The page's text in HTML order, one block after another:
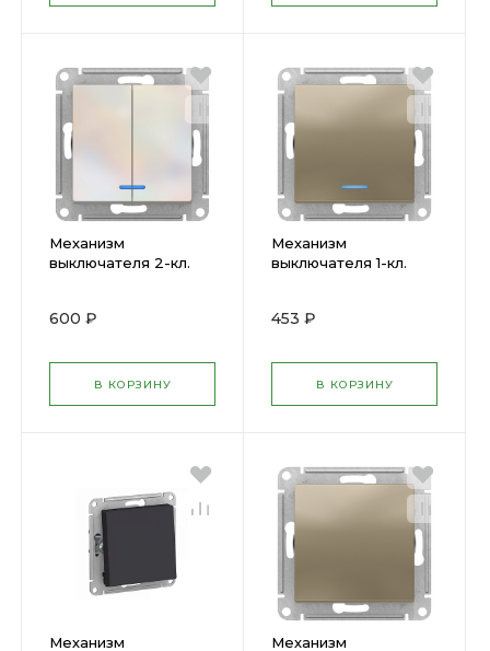
Механизм
выключателя 2-кл.
SchE ( 1240291 )
600 ₽
В КОРЗИНУ
Механизм
выключателя 1-кл.
SchE ( 1240313 )
453 ₽
В КОРЗИНУ
Механизм
Механизм